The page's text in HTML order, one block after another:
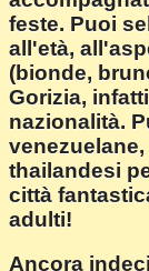
feste. Puoi
all'età,
(bionde,
Gorizia,
nazionalità.
thailandesi
città
adulti!
Ancora